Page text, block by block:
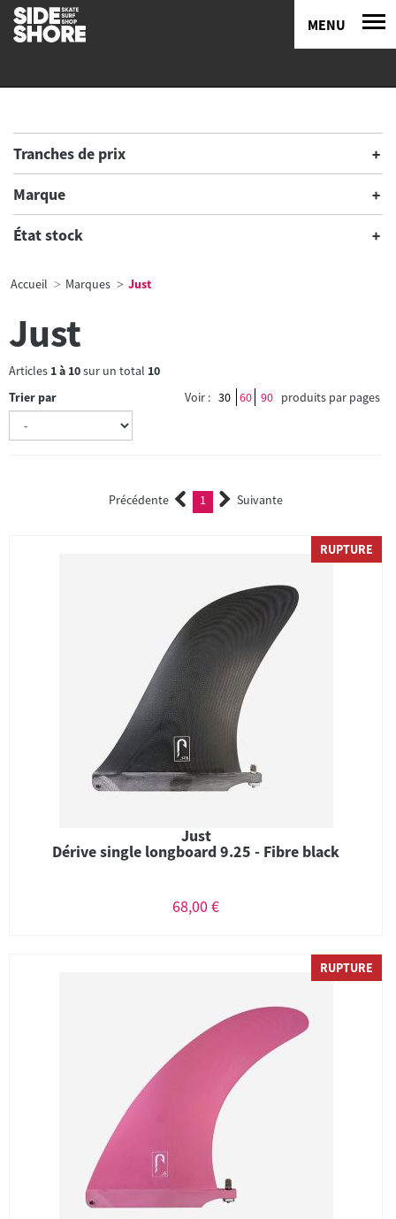
MENU
Tranches de prix
Marque
État stock
Accueil Marques Just
Just
Articles 1à 10sur un total 10
Trier par
Voir : 30 60 90 produits par pages
Précédente 1 (current)Suivante
RUPTURE
Just
Dérive single longboard 9.25 - Fibre black
68,00 €
RUPTURE